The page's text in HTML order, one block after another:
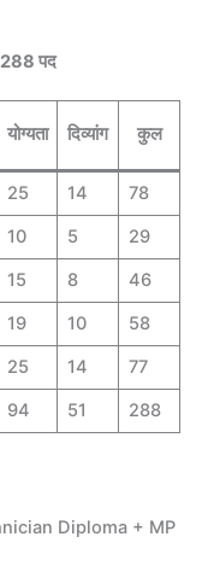
पद
योग्यता दिव्यांग कुल
25 14
78
10 5
29
15 8
46
19 10
58
25 14
77
94 51 288
Diploma + MP